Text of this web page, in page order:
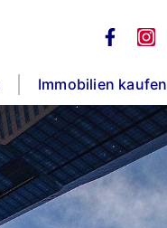
Immobilien kaufen